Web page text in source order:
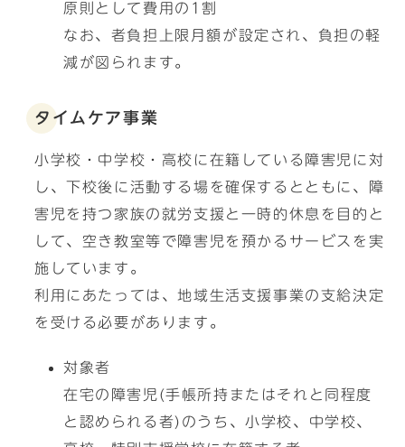
原則として費用の1割
なお、者負担上限月額が設定され、負担の軽
減が図られます。
タイムケア事業
小学校・中学校・高校に在籍している障害児に対
し、下校後に活動する場を確保するとともに、障
害児を持つ家族の就労支援と一時的休息を目的と
して、空き教室等で障害児を預かるサービスを実
施しています。
利用にあたっては、地域生活支援事業の支給決定
を受ける必要があります。
対象者
在宅の障害児(手帳所持またはそれと同程度
と認められる者)のうち、小学校、中学校、